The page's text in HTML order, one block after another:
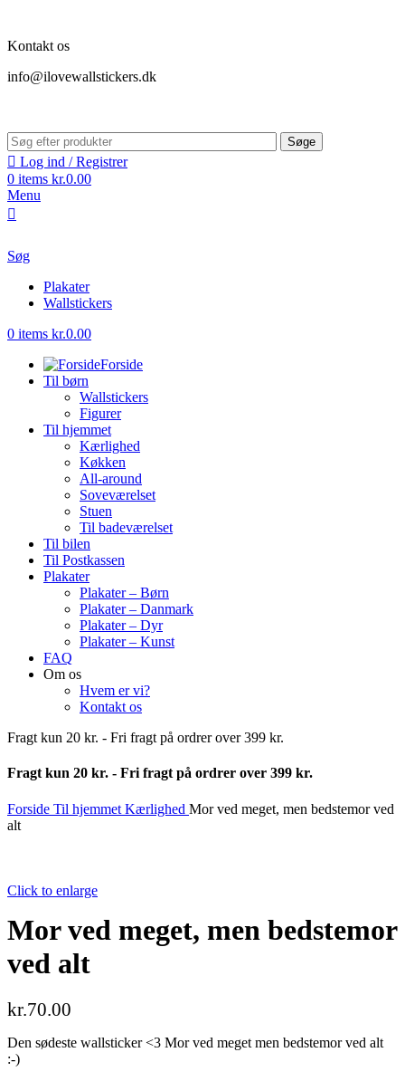
Kontakt os
info@ilovewallstickers.dk
Søge
Log ind / Registrer
0 items kr.0.00
Menu
Søg
Plakater
Wallstickers
0 items kr.0.00
Forside
Til børn
Wallstickers
Figurer
Til hjemmet
Kærlighed
Køkken
All-around
Soveværelset
Stuen
Til badeværelset
Til bilen
Til Postkassen
Plakater
Plakater – Børn
Plakater – Danmark
Plakater – Dyr
Plakater – Kunst
FAQ
Om os
Hvem er vi?
Kontakt os
Fragt kun 20 kr. - Fri fragt på ordrer over 399 kr.
Fragt kun 20 kr. - Fri fragt på ordrer over 399 kr.
Forside Til hjemmet Kærlighed Mor ved meget, men bedstemor ved
alt
Click to enlarge
Mor ved meget, men bedstemor
ved alt
kr.70.00
Den sødeste wallsticker <3 Mor ved meget men bedstemor ved alt
:-)